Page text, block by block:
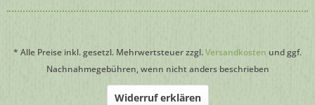
* Alle Preise inkl. gesetzl. Mehrwertsteuer zzgl.Versandkosten und ggf.
Nachnahmegebühren, wenn nicht anders beschrieben
Widerruf erklären